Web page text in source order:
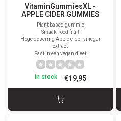
VitaminGummiesXL -
APPLE CIDER GUMMIES
Plant based gummie
Smaak: rood fruit
Hoge dosering Apple cider vinegar
extract
Past in een vegan dieet
€19,95
In stock